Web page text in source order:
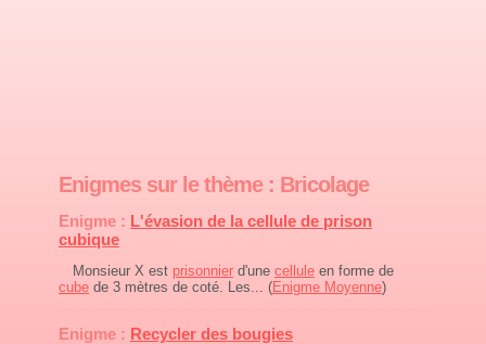
Enigmes sur le thème : Bricolage
Enigme : L'évasion de la cellule de prison
cubique
Monsieur X est prisonnier d'une cellule en forme de
cube de 3 mètres de coté. Les... (Enigme Moyenne)
Enigme : Recycler des bougies